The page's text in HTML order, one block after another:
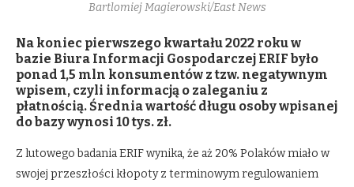
Bartlomiej Magierowski/East News
Na koniec pierwszego kwartału 2022 roku w
bazie Biura Informacji Gospodarczej ERIF było
ponad 1,5 mln konsumentów z tzw. negatywnym
wpisem, czyli informacją o zaleganiu z
płatnością. Średnia wartość długu osoby wpisanej
do bazy wynosi 10 tys. zł.
Z lutowego badania ERIF wynika, że aż 20% Polaków miało w
swojej przeszłości kłopoty z terminowym regulowaniem